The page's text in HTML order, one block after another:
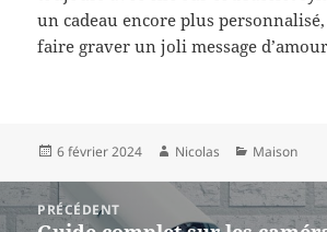
un cadeau encore plus
faire graver un joli message
Publié
6 février 2024 Auteur
Nicolas Catégories
Maison
Navigation
de
PRÉCÉDENT